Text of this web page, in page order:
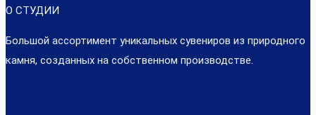
О СТУДИИ
Большой ассортимент уникальных сувениров из природного
камня, созданных на собственном производстве.